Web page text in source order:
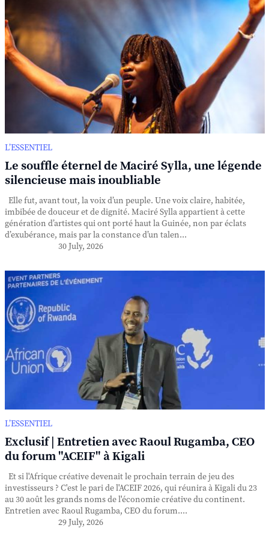
L’ESSENTIEL
Le souffle éternel de Maciré Sylla, une légende
silencieuse mais inoubliable
Elle fut, avant tout, la voix d’un peuple. Une voix claire, habitée,
imbibée de douceur et de dignité. Maciré Sylla appartient à cette
génération d’artistes qui ont porté haut la Guinée, non par éclats
d’exubérance, mais par la constance d’un talen...
30 July, 2026
L’ESSENTIEL
Exclusif | Entretien avec Raoul Rugamba, CEO
du forum "ACEIF" à Kigali
Et si l'Afrique créative devenait le prochain terrain de jeu des
investisseurs ? C'est le pari de l'ACEIF 2026, qui réunira à Kigali du 23
au 30 août les grands noms de l'économie créative du continent.
Entretien avec Raoul Rugamba, CEO du forum....
29 July, 2026